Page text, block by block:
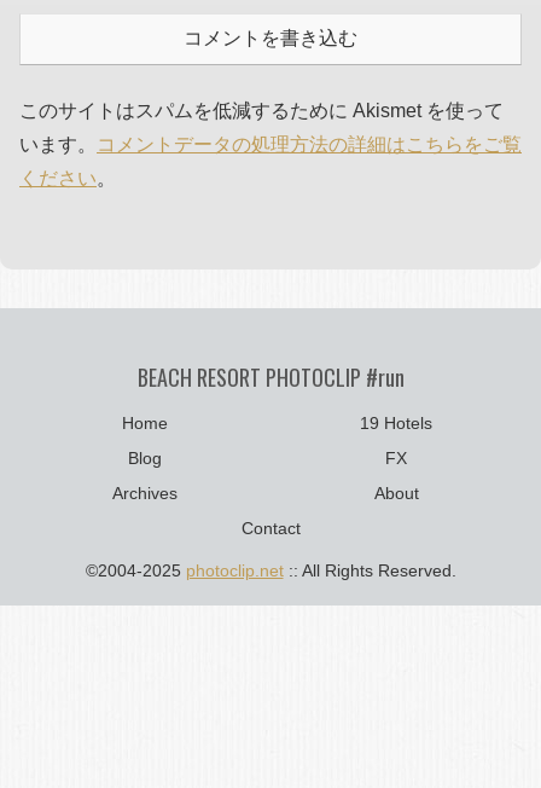
コメントを書き込む
このサイトはスパムを低減するために Akismet を使って
います。
コメントデータの処理方法の詳細はこちらをご覧
ください。
BEACH RESORT PHOTOCLIP #run
Home
19 Hotels
Blog
FX
Archives
About
Contact
©2004-2025 photoclip.net:: All Rights Reserved.